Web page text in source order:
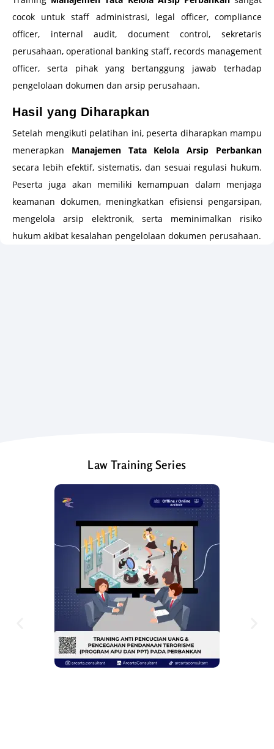
cocok untuk staff administrasi, legal officer, compliance
officer, internal audit, document control, sekretaris
perusahaan, operational banking staff, records management
officer, serta pihak yang bertanggung jawab terhadap
pengelolaan dokumen dan arsip perusahaan.
Hasil yang Diharapkan
Setelah mengikuti pelatihan ini, peserta diharapkan mampu
menerapkan Manajemen Tata Kelola Arsip Perbankan
secara lebih efektif, sistematis, dan sesuai regulasi hukum.
Peserta juga akan memiliki kemampuan dalam menjaga
keamanan dokumen, meningkatkan efisiensi pengarsipan,
mengelola arsip elektronik, serta meminimalkan risiko
hukum akibat kesalahan pengelolaan dokumen perusahaan.
Law Training Series